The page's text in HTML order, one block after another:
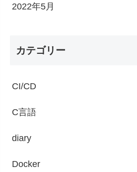
2022年5月
カテゴリー
CI/CD
C言語
diary
Docker